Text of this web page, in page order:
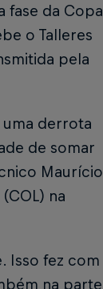
fase da Copa
o Talleres
pela
uma derrota
de somar
Maurício
na
Isso fez com
na parte